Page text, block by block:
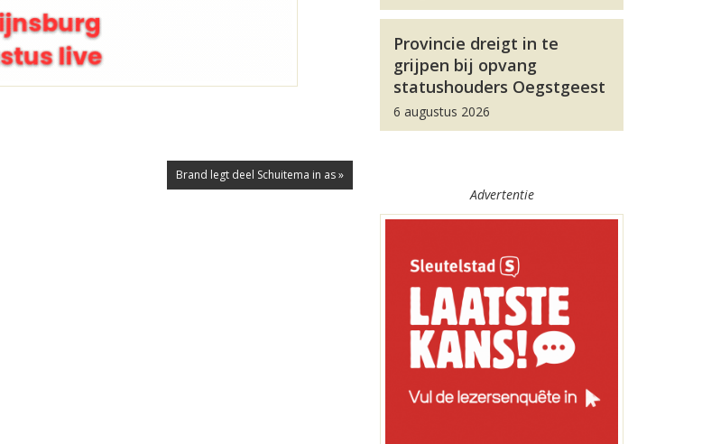
Brand legt deel Schuitema in as »
Provincie dreigt in te
grijpen bij opvang
statushouders Oegstgeest
6 augustus 2026
Advertentie